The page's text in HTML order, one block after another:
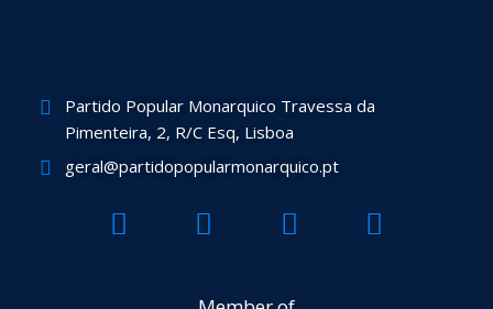
Partido Popular Monarquico Travessa da
Pimenteira, 2, R/C Esq, Lisboa
geral@partidopopularmonarquico.pt
F
a
T
w
Y
o
I
n